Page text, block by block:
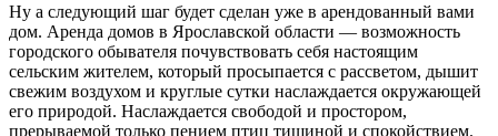
Ну а следующий шаг будет сделан уже в арендованный вами
дом. Аренда домов в Ярославской области — возможность
городского обывателя почувствовать себя настоящим
сельским жителем, который просыпается с рассветом, дышит
свежим воздухом и круглые сутки наслаждается окружающей
его природой. Наслаждается свободой и простором,
прерываемой только пением птиц тишиной и спокойствием.